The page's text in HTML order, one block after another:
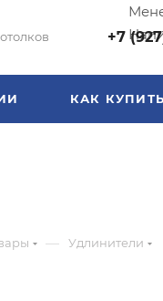
+7
КАК КУПИТЬ
— Удлинители